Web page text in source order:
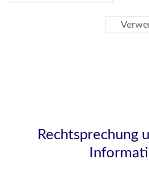
Rechtsprechung